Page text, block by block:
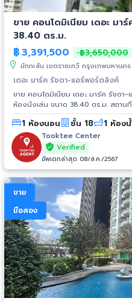
ขาย คอนโดมิเนียม เดอะ ม
38.40 ตร.ม.
฿3,391,500 ฿3,650,000
มักกะสัน เขตราชเทวี กรุงเทพมหานค
เดอะ มาร์ค รัชดา-แอร์พอร์ตลิงค์
ขาย คอนโดมิเนียม เดอะ มาร์ค รัชด
ห้องนั่งเล่น ขนาด 38.40 ตร.ม. สถานที่ใกล้เคียง - เซ็นทรัล พระราม 9 -
ฟอร์จูนทาวน์ - เอสพลานาด รัชดา -
รพ.ผิวหนัง อโศก - รพ.จักษุ รัตนิน การเดินทาง - ถ.จตุรทิศ รถไฟฟ้า - MRT
สถานีพระราม9 - Airport Link สถานีมั
1 ห้องนอน ชั้น 18 1 ห้องน้
Tooktee Center
Verified
อัพเดทล่าสุด 08/ส.ค./2567
ขาย
มือสอง